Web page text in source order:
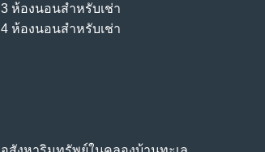
3 ห้องนอนสําหรับเช่า
4 ห้องนอนสําหรับเช่า